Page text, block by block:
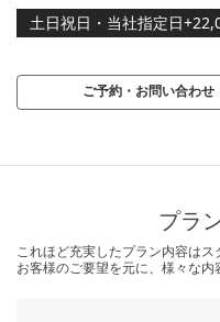
土日祝日・当社指定日
ご予約・お問い合わせ
プラ
これほど充実したプラン内容はス
お客様のご要望を元に、様々な内